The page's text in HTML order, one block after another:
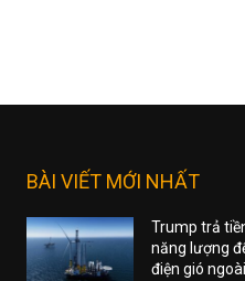
BÀI VIẾT MỚI NHẤT
Trump trả
năng lượng
điện gió